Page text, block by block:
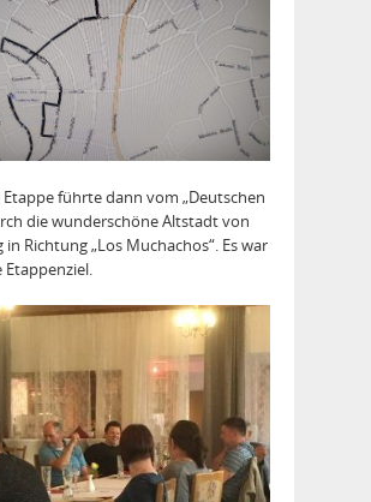
führte dann vom „Deutschen
die wunderschöne Altstadt von
in Richtung „Los Muchachos“. Es war
Etappenziel.